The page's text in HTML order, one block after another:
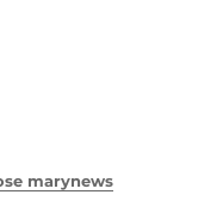
marynews